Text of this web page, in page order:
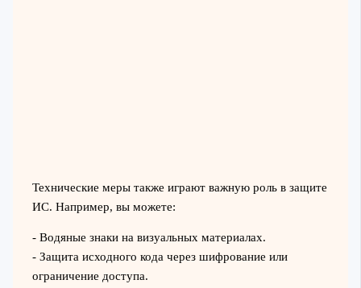
Технические меры также играют важную роль в защите
ИС. Например, вы можете:
- Водяные знаки на визуальных материалах.
- Защита исходного кода через шифрование или
ограничение доступа.